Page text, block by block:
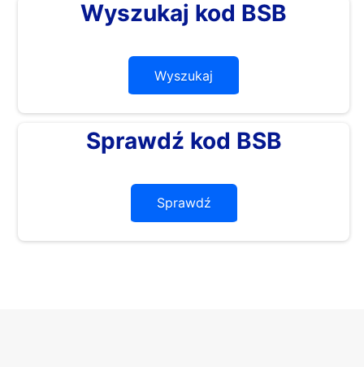
Wyszukaj kod BSB
Wyszukaj
Sprawdź kod BSB
Sprawdź